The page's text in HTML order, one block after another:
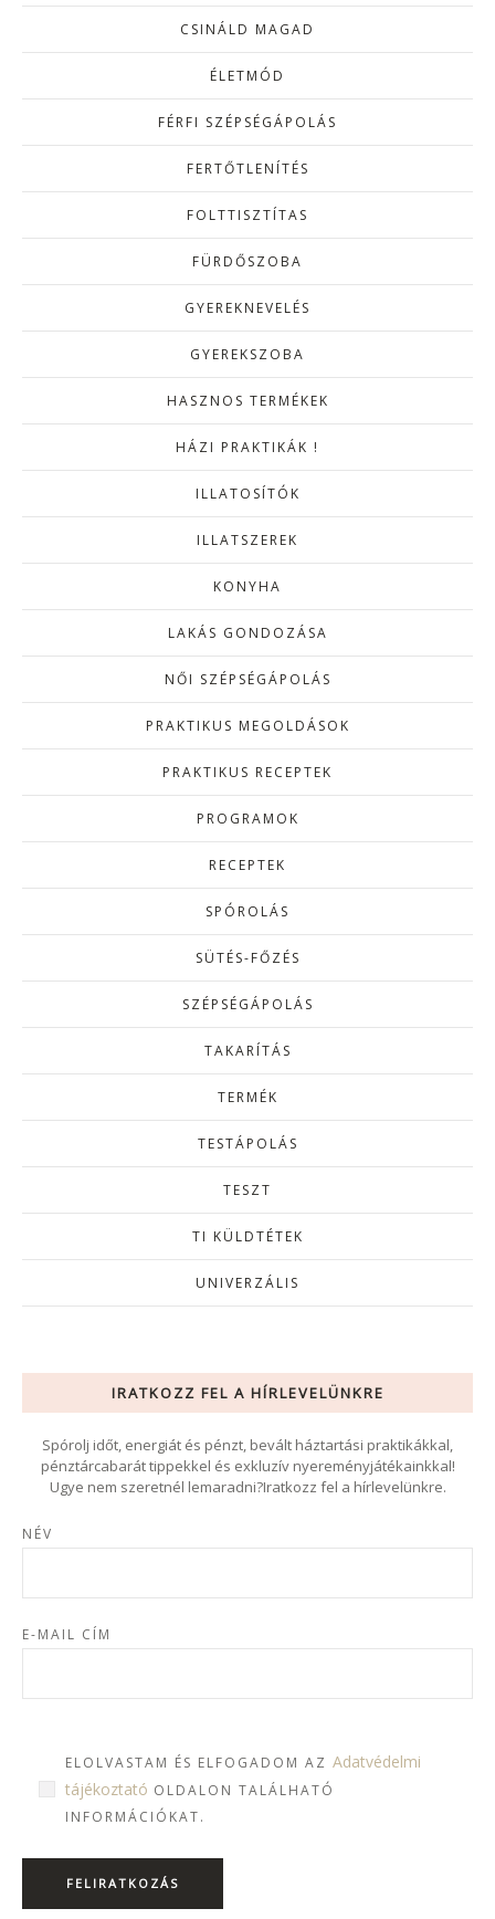
CSINÁLD MAGAD
ÉLETMÓD
FÉRFI SZÉPSÉGÁPOLÁS
FERTŐTLENÍTÉS
FOLTTISZTÍTAS
FÜRDŐSZOBA
GYEREKNEVELÉS
GYEREKSZOBA
HASZNOS TERMÉKEK
HÁZI PRAKTIKÁK !
ILLATOSÍTÓK
ILLATSZEREK
KONYHA
LAKÁS GONDOZÁSA
NŐI SZÉPSÉGÁPOLÁS
PRAKTIKUS MEGOLDÁSOK
PRAKTIKUS RECEPTEK
PROGRAMOK
RECEPTEK
SPÓROLÁS
SÜTÉS-FŐZÉS
SZÉPSÉGÁPOLÁS
TAKARÍTÁS
TERMÉK
TESTÁPOLÁS
TESZT
TI KÜLDTÉTEK
UNIVERZÁLIS
IRATKOZZ FEL A HÍRLEVELÜNKRE
Spórolj időt, energiát és pénzt, bevált háztartási praktikákkal,
pénztárcabarát tippekkel és exkluzív nyereményjátékainkkal!
Ugye nem szeretnél lemaradni?Iratkozz fel a hírlevelünkre.
NÉV
E-MAIL CÍM
ELOLVASTAM ÉS ELFOGADOM AZ Adatvédelmi
tájékoztató OLDALON TALÁLHATÓ
INFORMÁCIÓKAT.